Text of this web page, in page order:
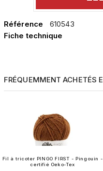
Référence
610543
Fiche technique
FRÉQUEMMENT ACHETÉS
Fil à tricoter PINGO FIRST - Pingouin -
certifié Oeko-Tex